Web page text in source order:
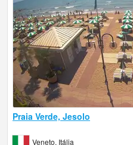
Praia Verde, Jesolo
Veneto, Itália